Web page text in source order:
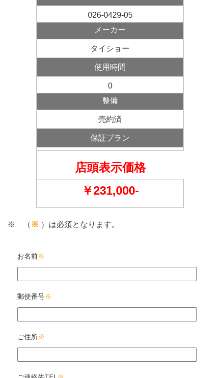
026-0429-05
メーカー
タイショー
使用 時間
0
整備
売約済
保証プラン
店頭表示価格
￥231,000-
※ （ ※ ）は必須となります。
お名前※
郵便番号※
ご住所※